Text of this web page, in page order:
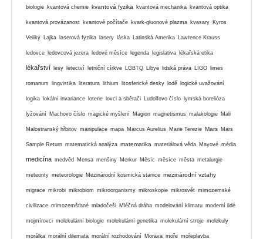
biologie kvantová chemie kvantová fyzika kvantová mechanika kvantová optika
kvantová provázanost kvantové počítače kvark-gluonové plazma kvasary Kyros
Veliký Lajka laserová fyzika lasery láska Latinská Amerika Lawrence Krauss
ledovce ledovcová jezera ledové měsíce legenda legislativa lékařská etika
lékařství lesy letectví letniční církve LGBTQ Libye lidská práva LIGO limes
romanum lingvistika literatura lithium litosferické desky lodě logické uvažování
logika lokální invariance loterie lovci a sběrači Ludolfovo číslo lymská borelióza
lyžování Machovo číslo magické myšlení Magion magnetismus malakologie Mali
Malostranský hřbitov manipulace mapa Marcus Aurelius Marie Terezie Mars Mars
Sample Return matematická analýza matematika materiálová věda Mayové média
medicína medvěd Mensa menšiny Merkur Měsíc měsíce města metalurgie
meteority meteorologie Mezinárodní kosmická stanice mezinárodní vztahy
migrace mikrobi mikrobiom mikroorganismy mikroskopie mikrosvět mimozemské
civilizace mimozemšťané mladočeši Mléčná dráha modelování klimatu moderní lidé
mojmírovci molekulární biologie molekulární genetika molekulární stroje molekuly
morálka morální dilemata morální rozhodování Morava moře mořeplavba